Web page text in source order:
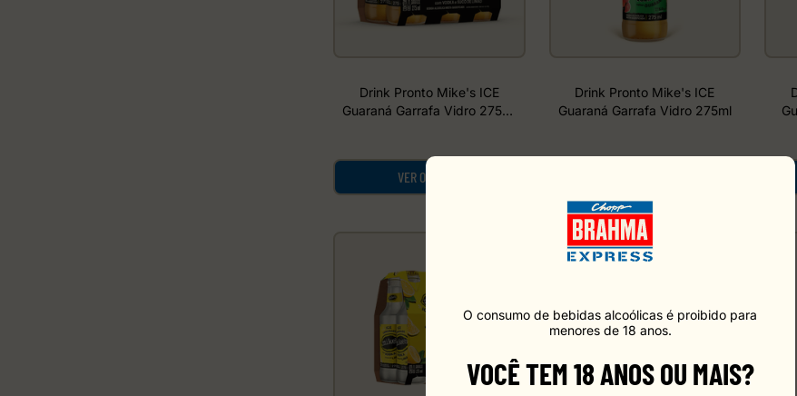
O consumo de bebidas alcoólicas é proibido para
menores de 18 anos.
VOCÊ TEM 18 ANOS OU MAIS?
Drink Pronto Mike's ICE
Guaraná Garrafa Vidro 275ml
VER O PREÇO
Drink Pronto Mike's ICE
Guaraná Garrafa Vidro 275ml